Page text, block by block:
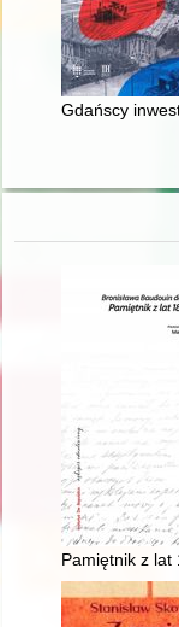
Gdańscy
Pamiętnik z lat